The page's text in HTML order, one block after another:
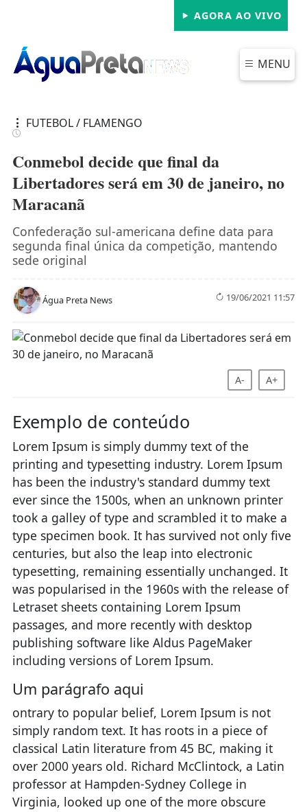
AGORA AO VIVO
MENU
FUTEBOL / FLAMENGO
Conmebol decide que final da
Libertadores será em 30 de janeiro, no
Maracanã
Confederação sul-americana define data para
segunda final única da competição, mantendo
sede original
Água Preta News 19/06/2021 11:57
A- A+
Exemplo de conteúdo
Lorem Ipsum is simply dummy text of the
printing and typesetting industry. Lorem Ipsum
has been the industry's standard dummy text
ever since the 1500s, when an unknown printer
took a galley of type and scrambled it to make a
type specimen book. It has survived not only five
centuries, but also the leap into electronic
typesetting, remaining essentially unchanged. It
was popularised in the 1960s with the release of
Letraset sheets containing Lorem Ipsum
passages, and more recently with desktop
publishing software like Aldus PageMaker
including versions of Lorem Ipsum.
Um parágrafo aqui
ontrary to popular belief, Lorem Ipsum is not
simply random text. It has roots in a piece of
classical Latin literature from 45 BC, making it
over 2000 years old. Richard McClintock, a Latin
professor at Hampden-Sydney College in
Virginia, looked up one of the more obscure